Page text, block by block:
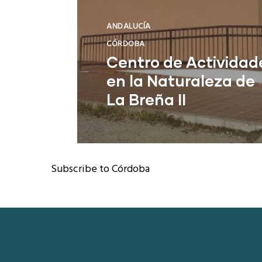
ANDALUCÍA
CÓRDOBA
Centro de
en la Naturaleza de
La Breña II
Subscribe to Córdoba